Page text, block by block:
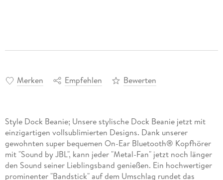
Merken Empfehlen Bewerten
Style Dock Beanie; Unsere stylische Dock Beanie jetzt mit
einzigartigen vollsublimierten Designs. Dank unserer
gewohnten super bequemen On-Ear Bluetooth® Kopfhörer
mit "Sound by JBL", kann jeder "Metal-Fan" jetzt noch länger
den Sound seiner Lieblingsband genießen. Ein hochwertiger
prominenter "Bandstick" auf dem Umschlag rundet das